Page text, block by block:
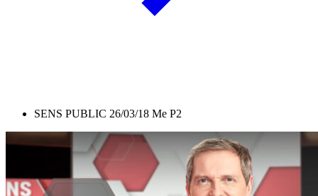
SENS PUBLIC 26/03/18 Me P2